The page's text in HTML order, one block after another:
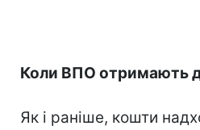
Коли ВПО отримають
Як і раніше, кошти